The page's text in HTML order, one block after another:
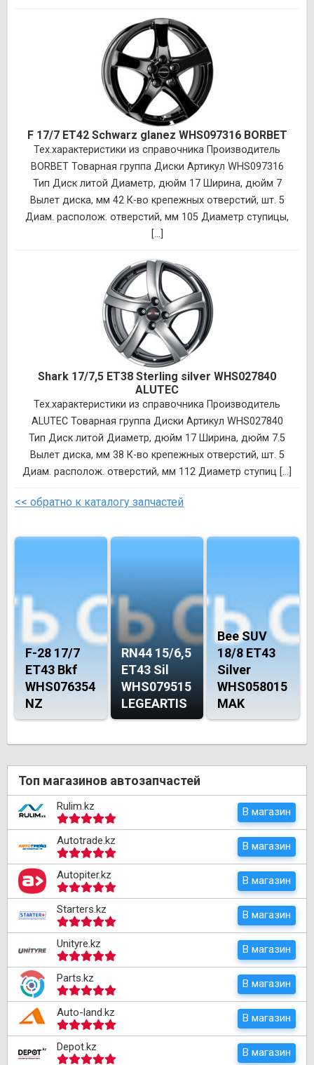
F 17/7 ET42 Schwarz glanez WHS097316 BORBET
Тех.характеристики из справочника Производитель
BORBET Товарная группа Диски Артикул WHS097316
Тип Диск литой Диаметр, дюйм 17 Ширина, дюйм 7
Вылет диска, мм 42 К-во крепежных отверстий, шт. 5
Диам. располож. отверстий, мм 105 Диаметр ступицы,
[...]
Shark 17/7,5 ET38 Sterling silver WHS027840
ALUTEC
Тех.характеристики из справочника Производитель
ALUTEC Товарная группа Диски Артикул WHS027840
Тип Диск литой Диаметр, дюйм 17 Ширина, дюйм 7.5
Вылет диска, мм 38 К-во крепежных отверстий, шт. 5
Диам. располож. отверстий, мм 112 Диаметр ступиц [...]
<< обратно к каталогу запчастей
F-28 17/7
ET43 Bkf
WHS076354
NZ
RN44 15/6,5
ET43 Sil
WHS079515
LEGEARTIS
Bee SUV
18/8 ET43
Silver
WHS058015
MAK
Топ магазинов автозапчастей
Rulim.kz В магазин
Autotrade.kz В магазин
Autopiter.kz В магазин
Starters.kz В магазин
Unityre.kz В магазин
Parts.kz В магазин
Auto-land.kz В магазин
Depot.kz В магазин